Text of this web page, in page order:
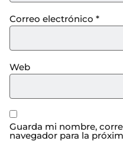
Correo electrónico *
Web
Guarda mi nombre,
navegador para la